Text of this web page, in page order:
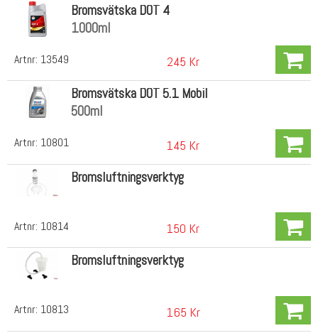
Artnr: 13549
Bromsvätska DOT 4
1000ml
245 Kr
Artnr: 10801
Bromsvätska DOT 5.1 Mobil
500ml
145 Kr
Artnr: 10814
Bromsluftningsverktyg
150 Kr
Artnr: 10813
Bromsluftningsverktyg
165 Kr